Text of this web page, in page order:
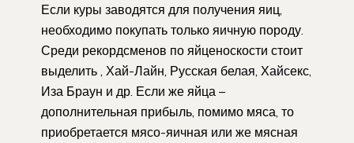
Если куры заводятся для получения яиц,
необходимо покупать только яичную породу.
Среди рекордсменов по яйценоскости стоит
выделить , Хай-Лайн, Русская белая, Хайсекс,
Иза Браун и др. Если же яйца –
дополнительная прибыль, помимо мяса, то
приобретается мясо-яичная или же мясная